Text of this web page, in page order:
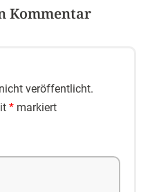
Kommentar
veröffentlicht.
* markiert